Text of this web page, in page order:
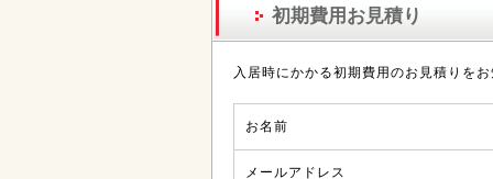
初期費用お見積り
入居時にかかる初期費用のお見積りを
お名前
メールアドレス